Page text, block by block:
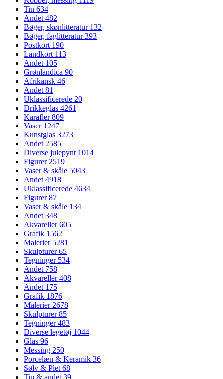
Tin 634
Andet 482
Bøger, skønlitteratur 132
Bøger, faglitteratur393
Postkort 190
Landkort 113
Andet 105
Grønlandica 90
Afrikansk 46
Andet 81
Uklassificerede 20
Drikkeglas 4261
Karafler809
Vaser 1247
Kunstglas 3273
Andet 2585
Diverse julepynt 1014
Figurer 2519
Vaser & skåle 5043
Andet 4918
Uklassificerede 4634
Figurer87
Vaser & skåle 134
Andet 348
Akvareller605
Grafik 1562
Malerier 5281
Skulpturer65
Tegninger 534
Andet 758
Akvareller408
Andet 175
Grafik 1876
Malerier 2678
Skulpturer85
Tegninger483
Diverse legetøj 1044
Glas 96
Messing 250
Porcelæn & Keramik 36
Sølv & Plet 68
Tin & andet 39